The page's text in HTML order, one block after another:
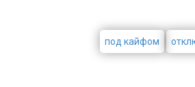
под кайфом